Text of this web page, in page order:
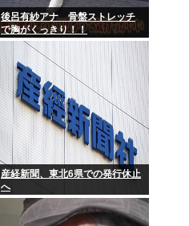
後呂有紗アナ 骨盤ストレッチ
で胸がくっきり！！
産経新聞、東北6県での発行休止
へ